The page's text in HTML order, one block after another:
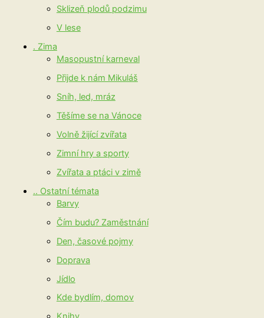
Sklizeň plodů podzimu
V lese
. Zima
Masopustní karneval
Přijde k nám Mikuláš
Sníh, led, mráz
Těšíme se na Vánoce
Volně žijící zvířata
Zimní hry a sporty
Zvířata a ptáci v zimě
.. Ostatní témata
Barvy
Čím budu? Zaměstnání
Den, časové pojmy
Doprava
Jídlo
Kde bydlím, domov